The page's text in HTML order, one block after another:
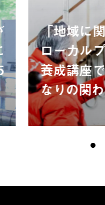
「地域に
ローカル
養成講座
なりの関